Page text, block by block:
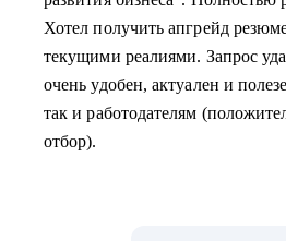
Хотел получить апгрейд
текущими реалиями. Запрос
очень удобен, актуален и
так и работодателям
отбор).